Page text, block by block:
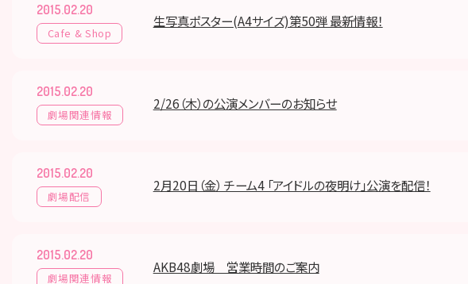
2015.02.20
Cafe & Shop
生写真ポスター(A4サイズ)第50弾 最新情報！
2015.02.20
劇場関連情報
2/26（木）の公演メンバーのお知らせ
2015.02.20
劇場配信
2月20日（金） チーム4 「アイドルの夜明け」公演を配信！
2015.02.20
劇場関連情報
AKB48劇場 営業時間のご案内